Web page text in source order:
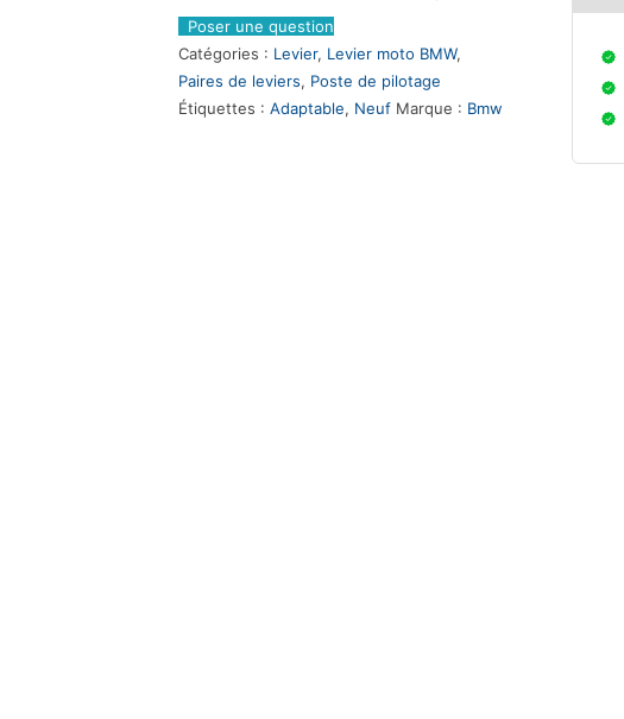
Poser une question
Catégories : Levier, Levier moto BMW,
Paires de leviers, Poste de pilotage
Étiquettes : Adaptable, Neuf Marque : Bmw